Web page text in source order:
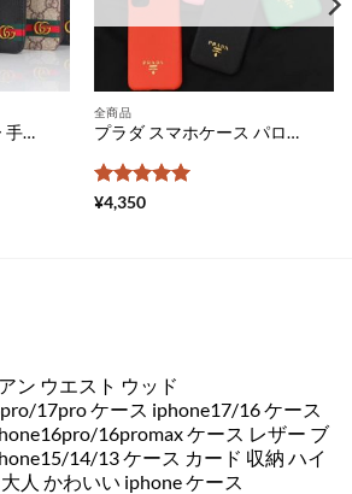
ヴィトン スマホカバー 手帳 型 全 機種 対応 グッチ 携帯 カバー ギャラクシー メンズ android スマホケース ブランドコピー iphone ケース 手帳 アンドロイド ルイ ヴィトン 風 スマホケース xperia 激安
全商品
プラダ スマホケース パロディ iphone11pro ケース メンズ prada iphone ケース11 人気 ブランド iphonexr 携帯 カバー 革 アイフォン xs max ケース 大人 iphonex ケース お 揃い
5段階中
¥4,350
ン ウエスト ウッド
17pro ケース iphone17/16 ケース
16promax ケース レザー ブ
14/13 ケース カード 収納 ハイ
人 かわいい iphone ケース